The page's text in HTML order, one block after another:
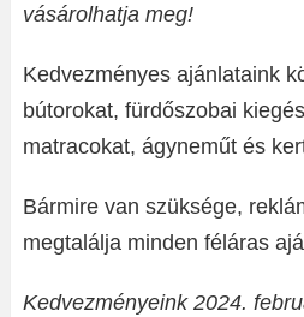
vásárolhatja meg!
Kedvezményes ajánlataink
bútorokat, fürdőszobai
matracokat, ágyneműt és
Bármire van szüksége,
megtalálja minden féláras
Kedvezményeink 2024.